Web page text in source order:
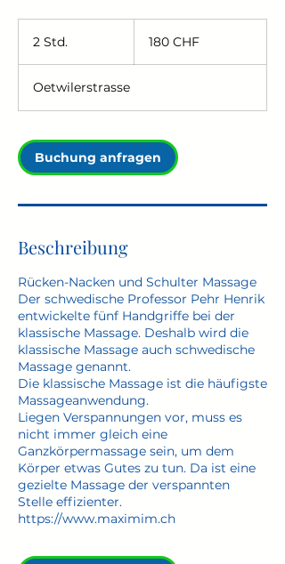
2 Std.
d
.
Franken
180 CHF
Oetwilerstrasse
Buchung anfragen
Beschreibung
Rücken-Nacken und Schulter Massage
Der schwedische Professor Pehr Henrik
entwickelte fünf Handgriffe bei der
klassische Massage. Deshalb wird die
klassische Massage auch schwedische
Massage genannt.
Die klassische Massage ist die häufigste
Massageanwendung.
Liegen Verspannungen vor, muss es
nicht immer gleich eine
Ganzkörpermassage sein, um dem
Körper etwas Gutes zu tun. Da ist eine
gezielte Massage der verspannten
Stelle effizienter.
https://www.maximim.ch